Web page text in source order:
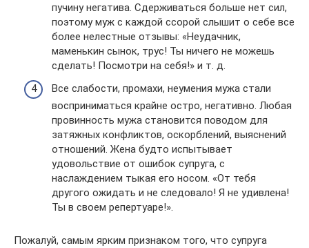
пучину негатива. Сдерживаться больше нет сил,
поэтому муж с каждой ссорой слышит о себе все
более нелестные отзывы: «Неудачник,
маменькин сынок, трус! Ты ничего не можешь
сделать! Посмотри на себя!» и т. д.
Все слабости, промахи, неумения мужа стали
восприниматься крайне остро, негативно. Любая
провинность мужа становится поводом для
затяжных конфликтов, оскорблений, выяснений
отношений. Жена будто испытывает
удовольствие от ошибок супруга, с
наслаждением тыкая его носом. «От тебя
другого ожидать и не следовало! Я не удивлена!
Ты в своем репертуаре!».
Пожалуй, самым ярким признаком того, что супруга